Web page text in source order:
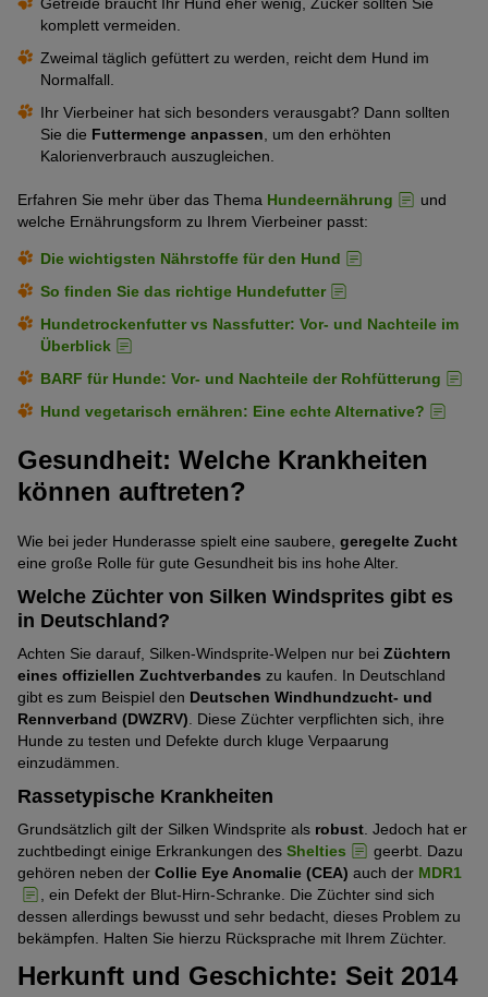
komplett vermeiden.
Zweimal täglich gefüttert zu werden, reicht dem Hund im
Normalfall.
Ihr Vierbeiner hat sich besonders verausgabt? Dann sollten
Sie die Futtermenge anpassen , um den erhöhten
Kalorienverbrauch auszugleichen.
Erfahren Sie mehr über das Thema Hundeernährung
und
welche Ernährungsform zu Ihrem Vierbeiner passt:
Die wichtigsten Nährstoffe für den Hund
So finden Sie das richtige Hundefutter
Hundetrockenfutter vs Nassfutter: Vor- und Nachteile im
Überblick
BARF für Hunde: Vor- und Nachteile der Rohfütterung
Hund vegetarisch ernähren: Eine echte Alternative?
Gesundheit: Welche Krankheiten
können auftreten?
Wie bei jeder Hunderasse spielt eine saubere, geregelte Zucht
eine große Rolle für gute Gesundheit bis ins hohe Alter.
Welche Züchter von Silken Windsprites gibt es
in Deutschland?
Achten Sie darauf, Silken-Windsprite-Welpen nur bei Züchtern
eines offiziellen Zuchtverbandes zu kaufen. In Deutschland
gibt es zum Beispiel den Deutschen Windhundzucht- und
Rennverband (DWZRV) . Diese Züchter verpflichten sich, ihre
Hunde zu testen und Defekte durch kluge Verpaarung
einzudämmen.
Rassetypische Krankheiten
Grundsätzlich gilt der Silken Windsprite als robust . Jedoch hat er
zuchtbedingt einige Erkrankungen des Shelties
geerbt. Dazu
gehören neben der Collie Eye Anomalie (CEA) auch der MDR1
, ein Defekt der Blut-Hirn-Schranke. Die Züchter sind sich
dessen allerdings bewusst und sehr bedacht, dieses Problem zu
bekämpfen. Halten Sie hierzu Rücksprache mit Ihrem Züchter.
Herkunft und Geschichte: Seit 2014